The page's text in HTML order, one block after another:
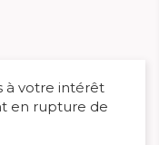
à votre intérêt
en rupture de